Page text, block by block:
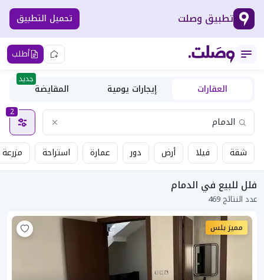
تطبيق وصلت تحميل التطبيق
أطلب
العقارات إيجارات يومية المقايضة
جديد
2
شقة فيلا أرض دور عمارة استراحة مزرعة
فلل للبيع في الدمام
عدد النتائج 469
مميز بلس